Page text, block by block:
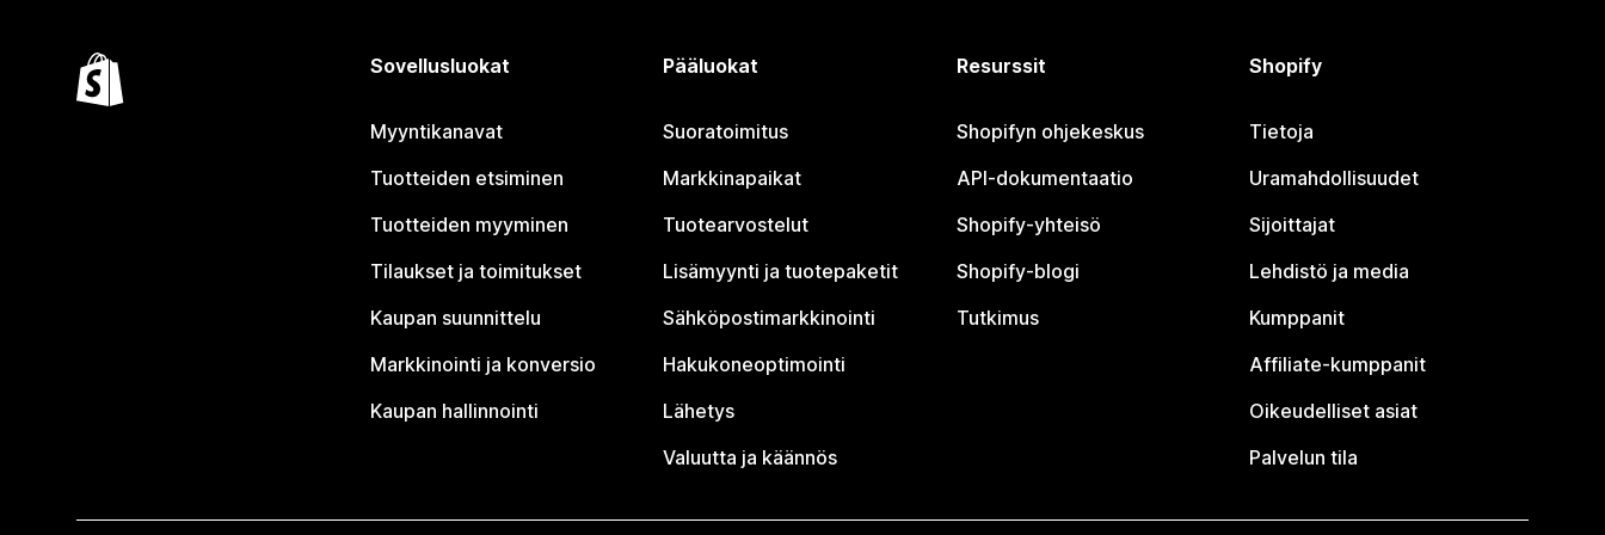
Sovellusluokat
Myyntikanavat
Tuotteiden etsiminen
Tuotteiden myyminen
Tilaukset ja toimitukset
Kaupan suunnittelu
Markkinointi ja konversio
Kaupan hallinnointi
Pääluokat
Suoratoimitus
Markkinapaikat
Tuotearvostelut
Lisämyynti ja tuotepaketit
Sähköpostimarkkinointi
Hakukoneoptimointi
Lähetys
Valuutta ja käännös
Resurssit
Shopifyn ohjekeskus
API-dokumentaatio
Shopify-yhteisö
Shopify-blogi
Tutkimus
Shopify
Tietoja
Uramahdollisuudet
Sijoittajat
Lehdistö ja media
Kumppanit
Affiliate-kumppanit
Oikeudelliset asiat
Palvelun tila